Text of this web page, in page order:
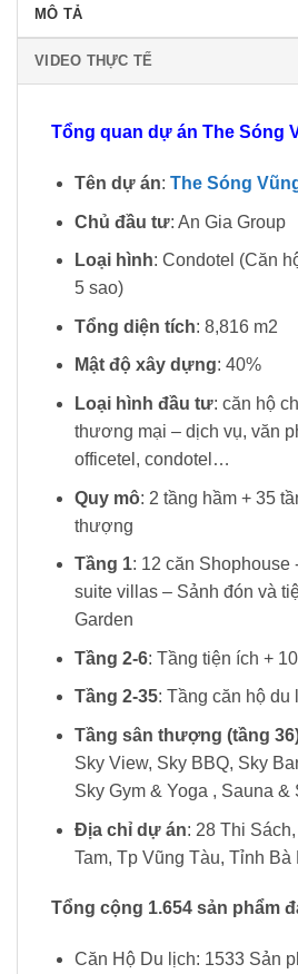
MÔ TẢ
VIDEO THỰC TẾ
Tổng quan dự án The Sóng
Tên dự án: The Sóng
Chủ đầu tư: An Gia Group
Loại hình: Condotel (Căn
5 sao)
Tổng diện tích: 8,816 m2
Mật độ xây dựng: 40%
Loại hình đầu tư: căn hộ
thương mại – dịch vụ, văn
officetel, condotel…
Quy mô: 2 tầng hầm + 35
thượng
Tầng 1: 12 căn Shophouse
suite villas – Sảnh đón và
Garden
Tầng 2-6: Tầng tiện ích +
Tầng 2-35: Tầng căn hộ du
Tầng sân thượng (tầng
Sky View, Sky BBQ, Sky
Sky Gym & Yoga , Sauna
Địa chỉ dự án: 28 Thi
Tam, Tp Vũng Tàu, Tỉnh Bà
Tổng cộng 1.654 sản phẩm
Căn Hộ Du lịch: 1533 Sản